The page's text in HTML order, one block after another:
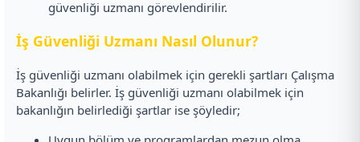
güvenliği uzmanı görevlendirilir.
İş Güvenliği Uzmanı Nasıl Olunur?
İş güvenliği uzmanı olabilmek için gerekli şartları Çalışma
Bakanlığı belirler. İş güvenliği uzmanı olabilmek için
bakanlığın belirlediği şartlar ise şöyledir;